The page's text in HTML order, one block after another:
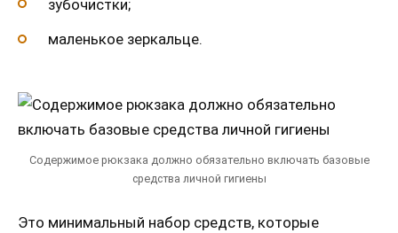
зубочистки;
маленькое зеркальце.
Содержимое рюкзака должно обязательно включать базовые
средства личной гигиены
Это минимальный набор средств, которые